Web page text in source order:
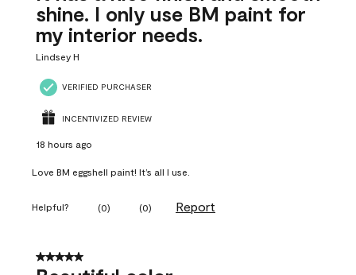
shine. I only use BM paint for
my interior needs.
Lindsey H
VERIFIED PURCHASER
INCENTIVIZED REVIEW
18 hours ago
Love BM eggshell paint! It’s all I use.
Helpful? (0) (0) Report
5 out of 5 stars.